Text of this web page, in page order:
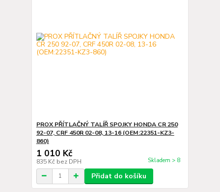
PROX PŘÍTLAČNÝ TALÍŘ SPOJKY HONDA CR 250
92-07, CRF 450R 02-08, 13-16 (OEM:22351-KZ3-
860)
1 010 Kč
835 Kč bez DPH Skladem > 8
Přidat do košíku